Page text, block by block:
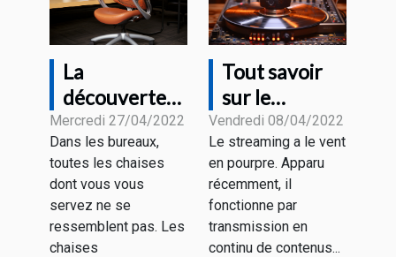
La
découverte
de la chaise
de bureau
ergonomique
Mercredi 27/04/2022
Dans les bureaux,
toutes les chaises
dont vous vous
servez ne se
ressemblent pas. Les
chaises
Tout savoir
sur le
streaming
Vendredi 08/04/2022
Le streaming a le vent
en pourpre. Apparu
récemment, il
fonctionne par
transmission en
continu de contenus...